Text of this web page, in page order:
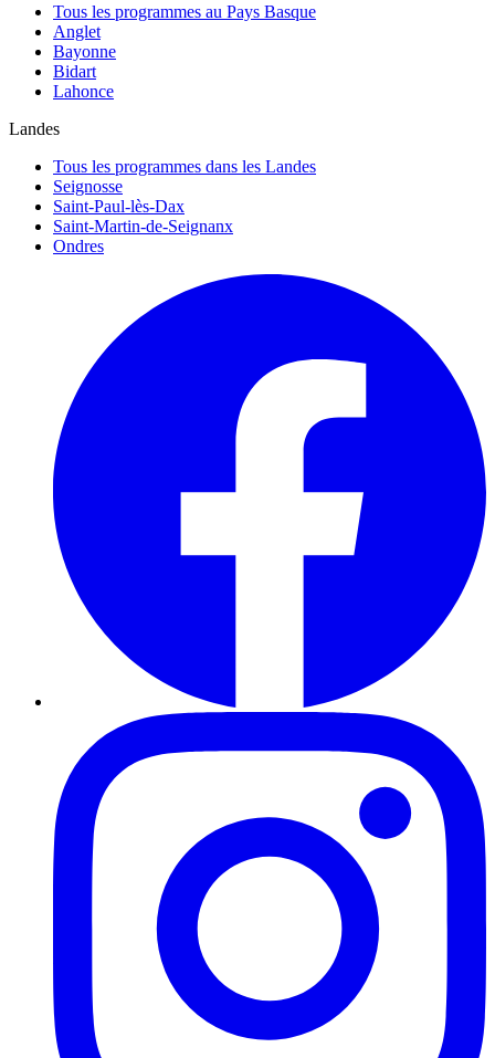
Tous les programmes au Pays Basque
Anglet
Bayonne
Bidart
Lahonce
Landes
Tous les programmes dans les Landes
Seignosse
Saint-Paul-lès-Dax
Saint-Martin-de-Seignanx
Ondres